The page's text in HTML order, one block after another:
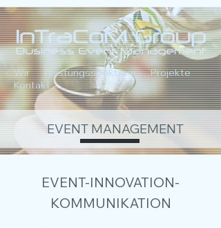
WirLeistungsspektrumProjekte
Kontakt
EVENT MANAGEMENT
EVENT-INNOVATION-
KOMMUNIKATION